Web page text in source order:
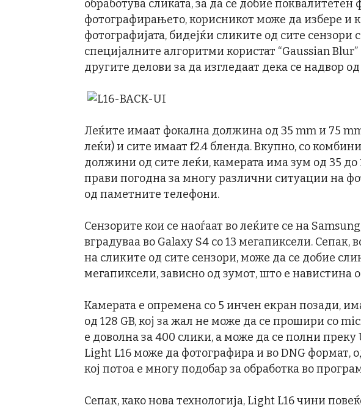
обработува сликата, за да се добие поквалитетен
фотографирањето, корисникот може да избере и
фотографијата, бидејќи сликите од сите сензори
специјалните алгоритми користат “Gaussian Blur”
другите делови за да изгледаат дека се надвор
Леќите имаат фокална должина од 35 mm и 75
леќи) и сите имаат f2.4 бленда. Вкупно, со
должини од сите леќи, камерата има зум од 35 до
прави погодна за многу различни ситуации на
од паметните телефони.
Сензорите кои се наоѓаат во леќите се на
вградуваа во Galaxy S4 со 13 мегапиксели. Сепак,
на сликите од сите сензори, може да се добие
мегапиксели, зависно од зумот, што е навистина
Камерата е опремена со 5 инчен екран позади,
од 128 GB, кој за жал не може да се прошири со
е доволна за 400 слики, а може да се полни преку
Light L16 може да фотографира и во DNG формат,
кој потоа е многу подобар за обработка во
Сепак, како нова технологија, Light L16 чини